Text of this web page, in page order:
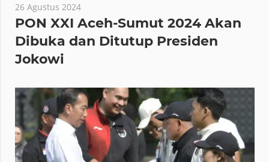
26 Agustus 2024
PON XXI Aceh-Sumut 2024 Akan
Dibuka dan Ditutup Presiden
Jokowi